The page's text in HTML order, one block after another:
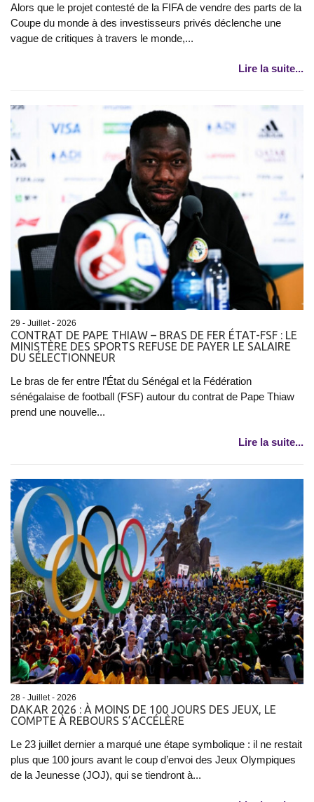
Alors que le projet contesté de la FIFA de vendre des parts de la
Coupe du monde à des investisseurs privés déclenche une
vague de critiques à travers le monde,...
Lire la suite...
29 - Juillet - 2026
CONTRAT DE PAPE THIAW – BRAS DE FER ÉTAT-FSF : LE
MINISTÈRE DES SPORTS REFUSE DE PAYER LE SALAIRE
DU SÉLECTIONNEUR
Le bras de fer entre l’État du Sénégal et la Fédération
sénégalaise de football (FSF) autour du contrat de Pape Thiaw
prend une nouvelle...
Lire la suite...
28 - Juillet - 2026
DAKAR 2026 : À MOINS DE 100 JOURS DES JEUX, LE
COMPTE À REBOURS S’ACCÉLÈRE
Le 23 juillet dernier a marqué une étape symbolique : il ne restait
plus que 100 jours avant le coup d’envoi des Jeux Olympiques
de la Jeunesse (JOJ), qui se tiendront à...